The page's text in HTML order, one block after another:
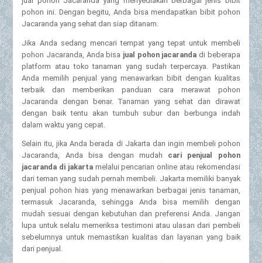
pohon ini. Dengan begitu, Anda bisa mendapatkan bibit pohon
Jacaranda yang sehat dan siap ditanam.
Jika Anda sedang mencari tempat yang tepat untuk membeli
pohon Jacaranda, Anda bisa jual pohon jacaranda di beberapa
platform atau toko tanaman yang sudah terpercaya. Pastikan
Anda memilih penjual yang menawarkan bibit dengan kualitas
terbaik dan memberikan panduan cara merawat pohon
Jacaranda dengan benar. Tanaman yang sehat dan dirawat
dengan baik tentu akan tumbuh subur dan berbunga indah
dalam waktu yang cepat.
Selain itu, jika Anda berada di Jakarta dan ingin membeli pohon
Jacaranda, Anda bisa dengan mudah cari penjual pohon
jacaranda di jakartamelalui pencarian online atau rekomendasi
dari teman yang sudah pernah membeli. Jakarta memiliki banyak
penjual pohon hias yang menawarkan berbagai jenis tanaman,
termasuk Jacaranda, sehingga Anda bisa memilih dengan
mudah sesuai dengan kebutuhan dan preferensi Anda. Jangan
lupa untuk selalu memeriksa testimoni atau ulasan dari pembeli
sebelumnya untuk memastikan kualitas dan layanan yang baik
dari penjual.